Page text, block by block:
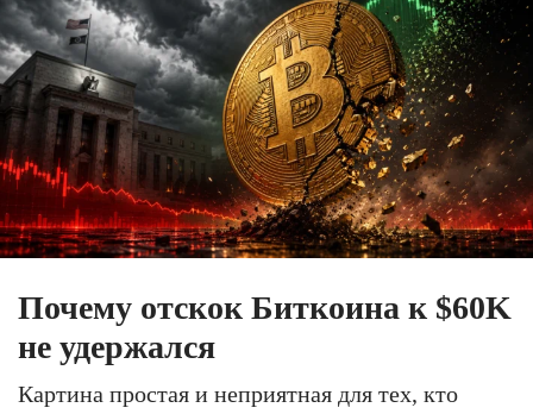
Почему отскок Биткоина к $60K
не удержался
Картина простая и неприятная для тех, кто